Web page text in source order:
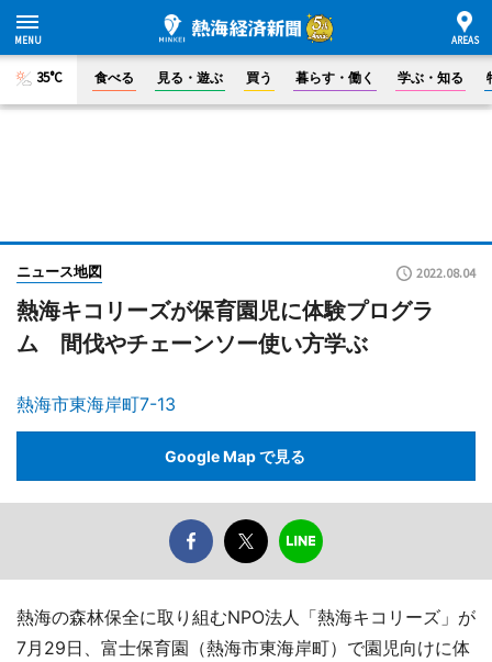
35°C 食べる 見る・遊ぶ 買う 暮らす・働く 学ぶ・知る
ニュース地図 2022.08.04
熱海キコリーズが保育園児に体験プログラ
ム 間伐やチェーンソー使い方学ぶ
熱海市東海岸町7-13
Google Map で見る
熱海の森林保全に取り組むNPO法人「熱海キコリーズ」が
7月29日、富士保育園（熱海市東海岸町）で園児向けに体